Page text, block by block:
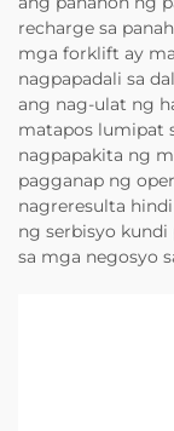
recharge sa
mga forklift ay
nagpapadali sa
ang nag-ulat ng
matapos lumipat
nagpapakita ng
pagganap ng
nagreresulta
ng serbisyo
sa mga negosyo